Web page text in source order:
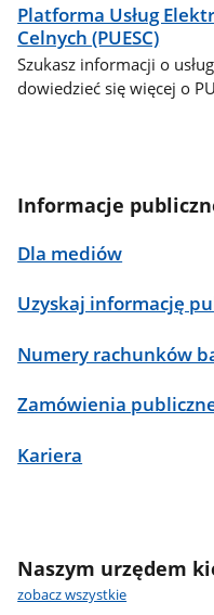
Platforma Usług
Celnych (PUESC)
Szukasz informacji o
dowiedzieć się więcej o
Informacje
Dla mediów
Uzyskaj informację
Numery rachunków
Zamówienia
Kariera
Naszym urzędem
zobacz wszystkie